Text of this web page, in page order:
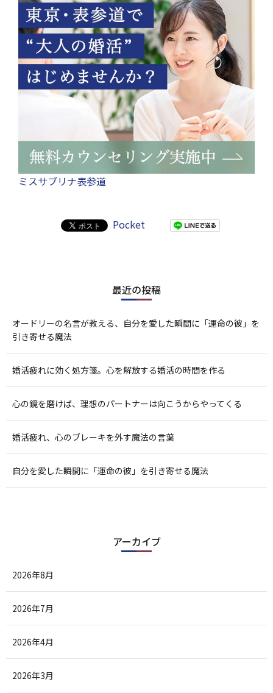
ミスサブリナ表参道
Pocket
最近の投稿
オードリーの名言が教える、自分を愛した瞬間に「運命の彼」を
引き寄せる魔法
婚活疲れに効く処方箋。心を解放する婚活の時間を作る
心の鏡を磨けば、理想のパートナーは向こうからやってくる
婚活疲れ、心のブレーキを外す魔法の言葉
自分を愛した瞬間に「運命の彼」を引き寄せる魔法
アーカイブ
2026年8月
2026年7月
2026年4月
2026年3月